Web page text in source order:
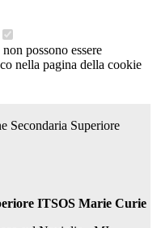
possono essere
nella pagina della cookie
Secondaria Superiore
ITSOS Marie Curie